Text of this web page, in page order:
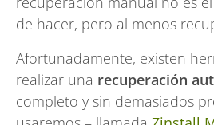
de hacer, pero al menos
Afortunadamente, existen
realizar una recuperación
completo y sin demasiados